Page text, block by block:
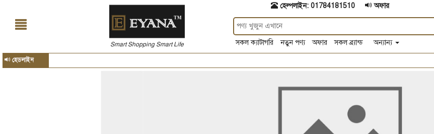
হেল্পলাইন: 01784181510 অফার
Smart Shopping Smart Life সকল ক্যাটাগরি নতুন পণ্য অফার সকল ব্র্যান্ড অন্যান্য
হেডলাইন